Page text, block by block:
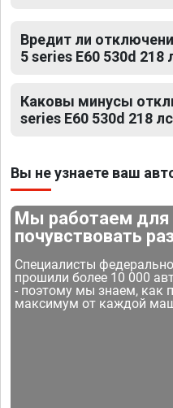
Вредит ли
5 series E60 530d 218
Каковы минусы
series E60 530d 218
Вы не узнаете ваш
Мы работаем для
почувствовать
Специалисты
прошили более 10 000
- поэтому мы знаем, как
максимум от каждой